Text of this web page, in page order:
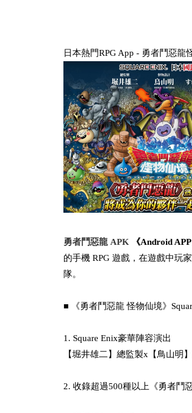
日本熱門RPG App - 勇者鬥惡龍
勇者鬥惡龍 APK 《Android
的手機 RPG 遊戲，在遊戲中玩
隊。
■ 《勇者鬥惡龍 怪物仙境》
1. Square Enix豪華陣容演出
【堀井雄二】總監製x【鳥山明
2. 收錄超過500種以上《勇者鬥